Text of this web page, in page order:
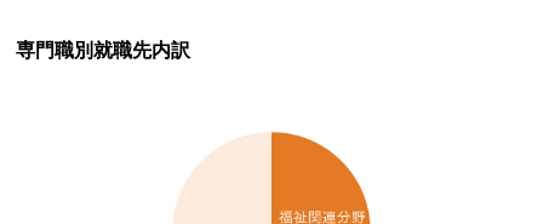
専門職別就職先内訳